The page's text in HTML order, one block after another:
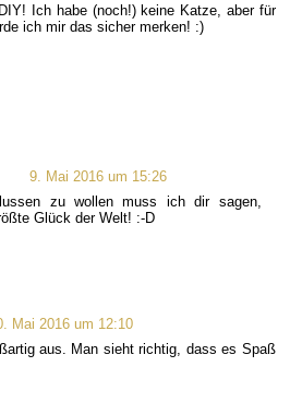
Ich habe (noch!) keine Katze, aber für
ich mir das sicher merken! :)
9. Mai 2016 um 15:26
zu wollen muss ich dir sagen,
Glück der Welt! :-D
Mai 2016 um 12:10
aus. Man sieht richtig, dass es Spaß